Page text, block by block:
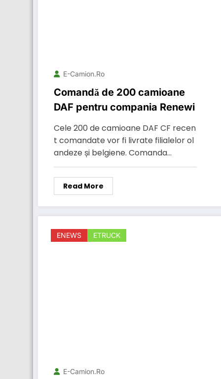
E-Camion.ro
Comandă de 200 camioane
DAF pentru compania Renewi
Cele 200 de camioane DAF CF recen
t comandate vor fi livrate filialelor ol
andeze și belgiene. Comanda…
Read More
ENEWS ETRUCK
E-Camion.ro